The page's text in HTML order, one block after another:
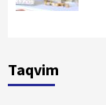
Taqvim